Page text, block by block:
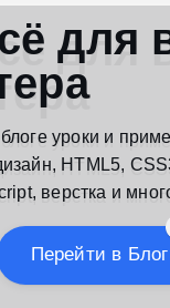
для
уроки и
HTML5,
верстка и
Перейти в Блог